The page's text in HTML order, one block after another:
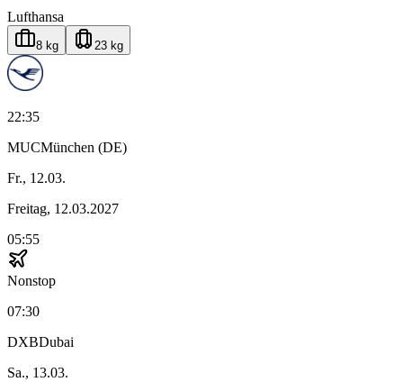
Lufthansa
8 kg 23 kg
22:35
MUCMünchen (DE)
Fr., 12.03.
Freitag, 12.03.2027
05:55
Nonstop
07:30
DXBDubai
Sa., 13.03.